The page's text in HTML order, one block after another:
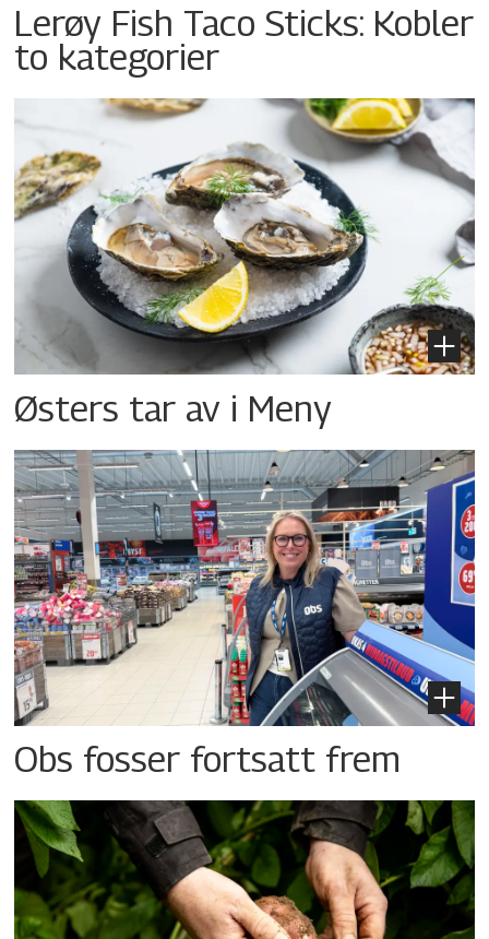
Lerøy Fish Taco Sticks: Kobler
to kategorier
Østers tar av i Meny
Obs fosser fortsatt frem